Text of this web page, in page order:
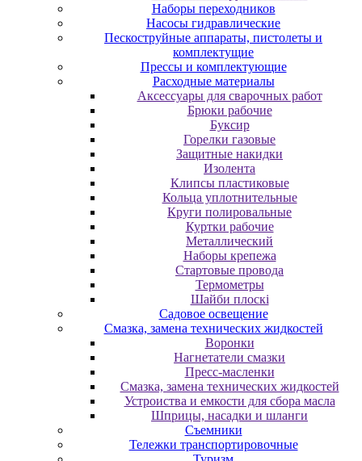
Наборы переходников
Насосы гидравлические
Пескоструйные аппараты, пистолеты и
комплектущие
Прессы и комплектующие
Расходные материалы
Аксессуары для сварочных работ
Брюки рабочие
Буксир
Горелки газовые
Защитные накидки
Изолента
Клипсы пластиковые
Кольца уплотнительные
Круги полировальные
Куртки рабочие
Металлический
Наборы крепежа
Стартовые провода
Термометры
Шайби плоскі
Садовое освещение
Смазка, замена технических жидкостей
Воронки
Нагнетатели смазки
Пресс-масленки
Смазка, замена технических жидкостей
Устроиства и емкости для сбора масла
Шприцы, насадки и шланги
Съемники
Тележки транспортировочные